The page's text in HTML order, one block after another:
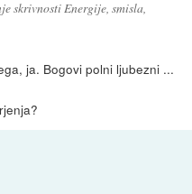
skrivnosti Energije, smisla,
ja. Bogovi polni ljubezni ...